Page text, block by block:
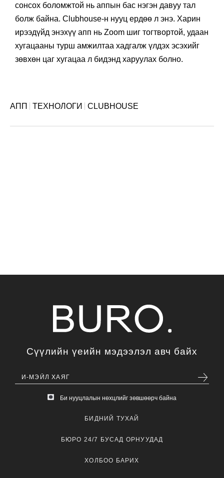
сонсох боломжтой нь аппын бас нэгэн давуу тал
болж байна. Clubhouse-н нууц ердөө л энэ. Харин
ирээдүйд энэхүү апп нь Zoom шиг тогтвортой, удаан
хугацааны турш амжилтаа хадгалж үлдэх эсэхийг
зөвхөн цаг хугацаа л бидэнд харуулах болно.
АПП ТЕХНОЛОГИ CLUBHOUSE
Сүүлийн үеийн мэдээлэл авч байх
Би нууцлалын нөхцлийг зөвшөөрч байна
БИДНИЙ ТУХАЙ
БЮРО 24/7 БУСАД ОРНУУДАД
ХОЛБОО БАРИХ